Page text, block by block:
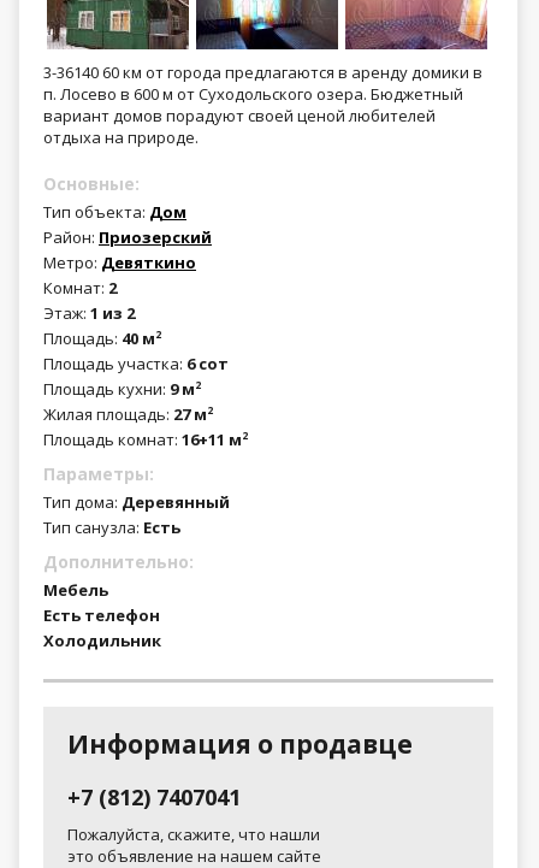
3-36140 60 км от города предлагаются в аренду домики в
п. Лосево в 600 м от Суходольского озера. Бюджетный
вариант домов порадуют своей ценой любителей
отдыха на природе.
Основные:
Тип объекта: Дом
Район: Приозерский
Метро: Девяткино
Комнат: 2
Этаж: 1 из 2
Площадь: 40 м2
Площадь участка: 6 сот
Площадь кухни: 9 м2
Жилая площадь: 27 м2
Площадь комнат: 16+11 м2
Параметры:
Тип дома: Деревянный
Тип санузла: Есть
Дополнительно:
Мебель
Есть телефон
Холодильник
Информация о продавце
+7 (812) 7407041
Пожалуйста, скажите, что нашли
это объявление на нашем сайте